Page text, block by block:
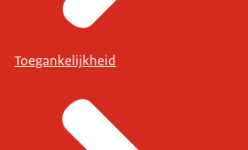
Toegankelijkheid